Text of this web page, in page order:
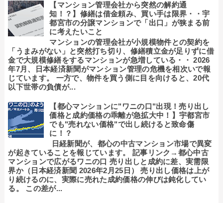
【マンション管理会社から突然の解約通
知！？】修繕は借金頼み、買い手は限界・・宇
都宮市の分譲マンションで「出口」が狭まる前
に考えたいこと
マンションの管理会社が小規模物件との契約を
「うまみがない」と突然打ち切り、修繕積立金が足りずに借
金で大規模修繕をするマンションが急増している・・ 2026
年7月、日本経済新聞がマンション管理の危機を相次いで報
じています。 一方で、物件を買う側に目を向けると、20代
以下世帯の負債が...
【都心マンションに"ワニの口"出現！売り出し
価格と成約価格の乖離が急拡大中！】宇都宮市
でも"売れない価格"で出し続けると致命傷
に！？
日経新聞が、都心の中古マンション市場で異変
が起きていることを報じています。 記事リンク→都心中古
マンションで広がるワニの口 売り出しと成約に差、実需限
界か（日本経済新聞 2026年2月25日） 売り出し価格は上が
り続けるのに、実際に売れた成約価格の伸びは鈍化してい
る。 この差が...